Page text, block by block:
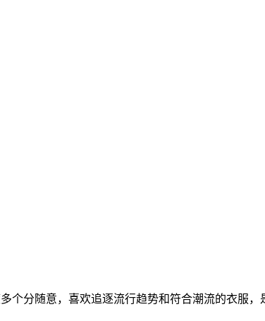
个分随意，喜欢追逐流行趋势和符合潮流的衣服，